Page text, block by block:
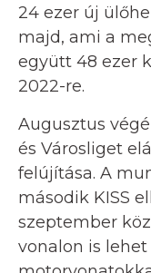
24 ezer új
majd, ami a
együtt 48 ezer
2022-re.
Augusztus
és Városliget
felújítása. A
második KISS
szeptember
vonalon is